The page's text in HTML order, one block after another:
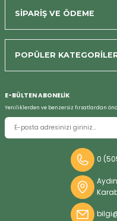
SİPARİŞ VE ÖDEME
POPÜLER
E-BÜLTEN ABONELİK
Yeniliklerden ve benzersiz fırsatlardan
0